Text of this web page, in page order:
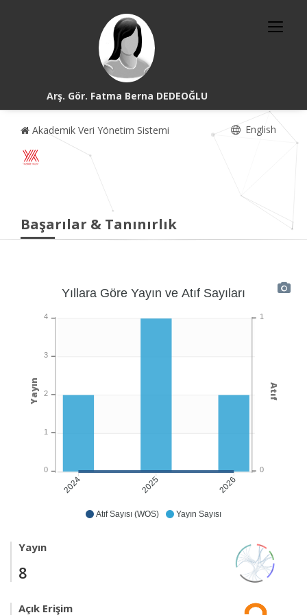
Arş. Gör. Fatma Berna DEDEOĞLU
Akademik Veri Yönetim Sistemi English
Başarılar & Tanınırlık
Atıf Sayısı (WOS) Yayın Sayısı
2024 2025 2026
Yıllara Göre Yayın ve Atıf Sayıları
1
0
Atıf
4
3
2
1
0
Yayın
Yayın
8
Açık Erişim